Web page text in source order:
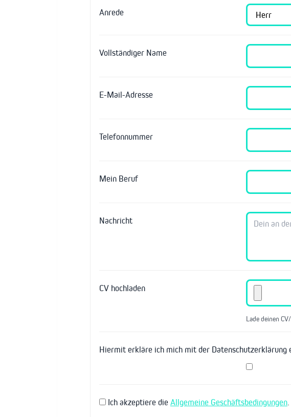
Anrede
Vollständiger Name
E-Mail-Adresse
Telefonnummer
Mein Beruf
Nachricht
CV hochladen
Lade deinen
Hiermit erkläre ich mich mit der Datenschutzerklärung
Ich akzeptiere die Allgemeine Geschäftsbedingungen.